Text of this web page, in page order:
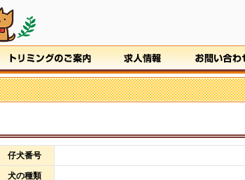
仔犬番号
犬の種類